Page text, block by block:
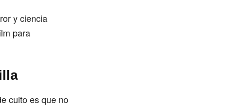
y ciencia
para
culto es que no